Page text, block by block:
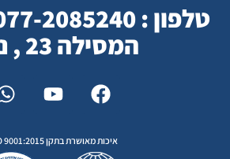
המסילה 23 , נשר
איכות מאושרת בתקן ISO 9001:2015